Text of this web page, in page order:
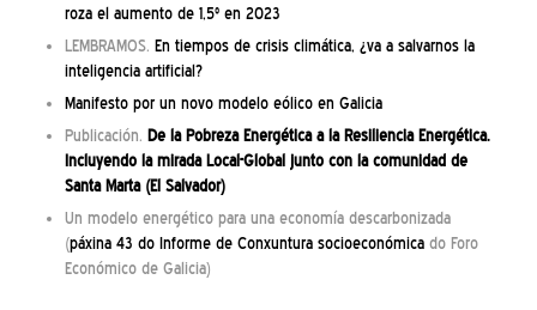
roza el aumento de 1,5º en 2023
LEMBRAMOS. En tiempos de crisis climática, ¿va a salvarnos la
inteligencia artificial?
Manifesto por un novo modelo eólico en Galicia
Publicación. De la Pobreza Energética a la Resiliencia Energética.
Incluyendo la mirada Local-Global junto con la comunidad de
Santa Marta (El Salvador)
Un modelo energético para una economía descarbonizada
(páxina 43 do Informe de Conxuntura socioeconómica do Foro
Económico de Galicia)